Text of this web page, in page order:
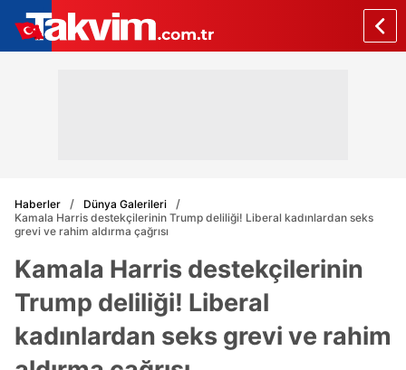
Haberler
Dünya Galerileri
Kamala Harris destekçilerinin Trump deliliği! Liberal kadınlardan seks
grevi ve rahim aldırma çağrısı
Kamala Harris destekçilerinin
Trump deliliği! Liberal
kadınlardan seks grevi ve rahim